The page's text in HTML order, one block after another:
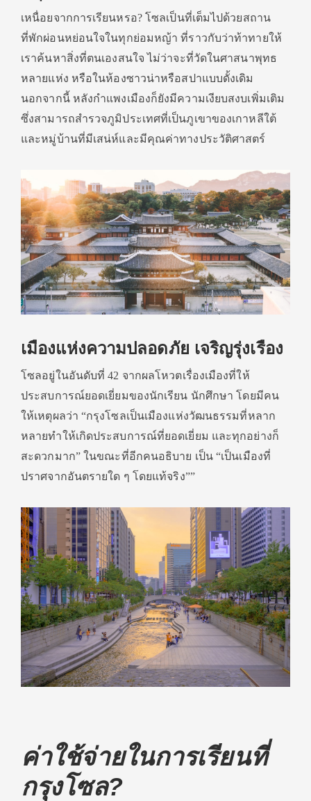
เหนื่อยจากการเรียนหรอ? โซลเป็นที่เต็มไปด้วยสถาน
ที่พักผ่อนหย่อนใจในทุกย่อมหญ้า ที่ราวกับว่าท้าทายให้
เราค้นหาสิ่งที่ตนเองสนใจ ไม่ว่าจะที่วัดในศาสนาพุทธ
หลายแห่ง หรือในห้องซาวน่าหรือสปาแบบดั้งเดิม
นอกจากนี้ หลังกำแพงเมืองก็ยังมีความเงียบสงบเพิ่มเติม
ซึ่งสามารถสำรวจภูมิประเทศที่เป็นภูเขาของเกาหลีใต้
และหมู่บ้านที่มีเสน่ห์และมีคุณค่าทางประวัติศาสตร์
เมืองแห่งความปลอดภัย เจริญรุ่งเรือง
โซลอยู่ในอันดับที่ 42 จากผลโหวตเรื่องเมืองที่ให้
ประสบการณ์ยอดเยี่ยมของนักเรียน นักศึกษา โดยมีคน
ให้เหตุผลว่า “กรุงโซลเป็นเมืองแห่งวัฒนธรรมที่หลาก
หลายทำให้เกิดประสบการณ์ที่ยอดเยี่ยม และทุกอย่างก็
สะดวกมาก” ในขณะที่อีกคนอธิบาย เป็น “เป็นเมืองที่
ปราศจากอันตรายใด ๆ โดยแท้จริง””
ค่าใช้จ่ายในการเรียนที่
กรุงโซล?